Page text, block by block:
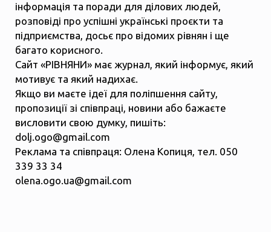
інформація та поради для ділових людей,
розповіді про успішні українські проєкти та
підприємства, досьє про відомих рівнян і ще
багато корисного.
Сайт «РІВНЯНИ» має журнал, який інформує, який
мотивує та який надихає.
Якщо ви маєте ідеї для поліпшення сайту,
пропозиції зі співпраці, новини або бажаєте
висловити свою думку, пишіть:
dolj.ogo@gmail.com
Реклама та співпраця: Олена Копиця, тел. 050
339 33 34
olena.ogo.ua@gmail.com